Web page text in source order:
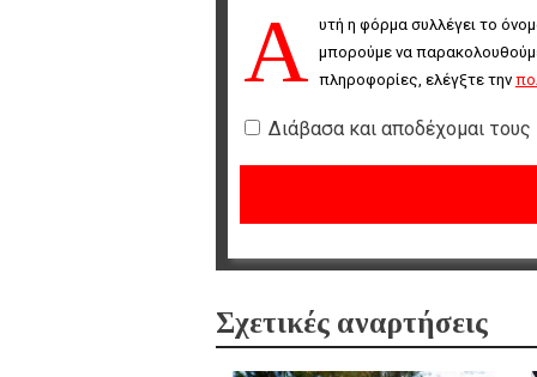
Α υτή η φόρμα συλλέγει το
μπορούμε να
πληροφορίες, ελέγξτε την
Διάβασα και αποδέχομαι τους
Σχετικές αναρτήσεις